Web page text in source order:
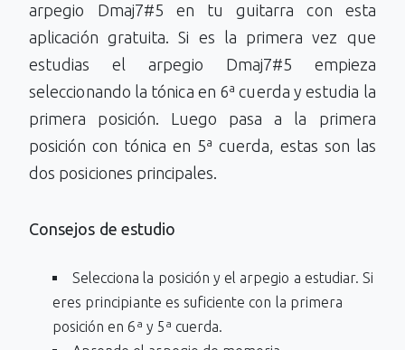
arpegio Dmaj7#5 en tu guitarra con esta
aplicación gratuita. Si es la primera vez que
estudias el arpegio Dmaj7#5 empieza
seleccionando la tónica en 6ª cuerda y estudia la
primera posición. Luego pasa a la primera
posición con tónica en 5ª cuerda, estas son las
dos posiciones principales.
Consejos de estudio
Selecciona la posición y el arpegio a estudiar. Si
eres principiante es suficiente con la primera
posición en 6ª y 5ª cuerda.